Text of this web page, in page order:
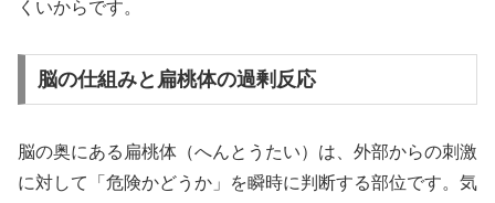
くいからです。
脳の仕組みと扁桃体の過剰反応
脳の奥にある扁桃体（へんとうたい）は、外部からの刺激
に対して「危険かどうか」を瞬時に判断する部位です。気